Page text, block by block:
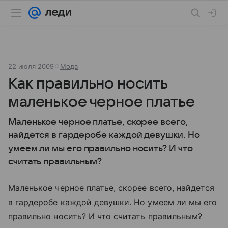
22 июля 2009 Мода
Как правильно носить
маленькое черное платье
Маленькое черное платье, скорее всего,
найдется в гардеробе каждой девушки. Но
умеем ли мы его правильно носить? И что
считать правильным?
Маленькое черное платье, скорее всего, найдется
в гардеробе каждой девушки. Но умеем ли мы его
правильно носить? И что считать правильным?